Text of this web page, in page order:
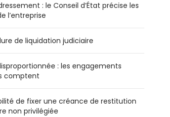
: le Conseil d’État précise les
l’entreprise
de liquidation judiciaire
: les engagements
comptent
de fixer une créance de restitution
non privilégiée